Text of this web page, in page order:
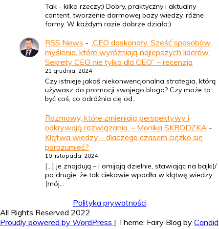
Tak - kilka rzeczy:) Dobry, praktyczny i aktualny
content, tworzenie darmowej bazy wiedzy, różne
formy. W każdym razie dobrze działa:)
RSS News - „CEO doskonały. Sześć sposobów
myślenia, które wyróżniają najlepszych liderów.
Sekrety CEO nie tylko dla CEO” – recenzja
21 grudnia, 2024
Czy istnieje jakaś niekonwencjonalna strategia, którą
używasz do promocji swojego bloga? Czy może to
być coś, co odróżnia cię od…
Rozmowy, które zmieniają perspektywy i
odkrywają rozwiązania. – Monika SKRODZKA -
Klątwa wiedzy – dlaczego czasem ciężko się
porozumieć?
10 listopada, 2024
[…] je znajdują – i omijają dzielnie, stawiając na bajki)/
po drugie, że tak ciekawie wpadła w klątwę wiedzy
(mój…
Polityka prywatności
All Rights Reserved 2022.
Proudly powered by WordPress | Theme: Fairy Blog by Candid